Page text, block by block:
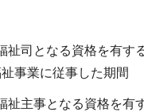
祉司となる資格を有す
祉事業に従事した期間
祉主事となる資格を有